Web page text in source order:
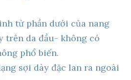
từ phần dưới của nang
trên da đầu- không có
phổ biến.
sợi dày đặc lan ra ngoài